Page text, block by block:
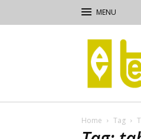
Terra
e
Vita
Home Tag